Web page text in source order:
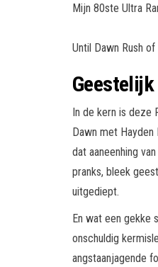
Mijn 80ste Ultra
Until Dawn Rush
In de kern is deze
Dawn met
dat aaneenhing
pranks, bleek
uitgediept.
En wat een gekke
onschuldig
angstaanjagende